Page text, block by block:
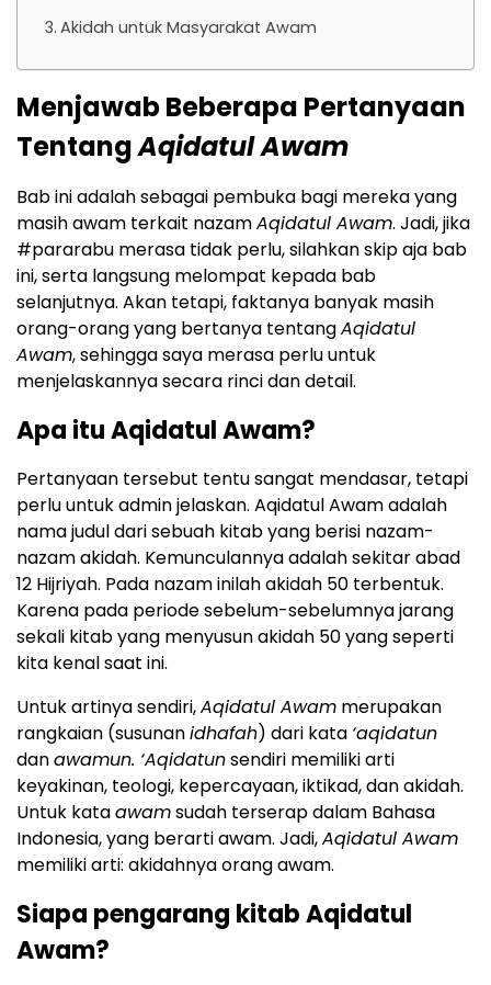
Akidah untuk Masyarakat Awam
Menjawab Beberapa Pertanyaan
TentangAqidatul Awam
Bab ini adalah sebagai pembuka bagi mereka yang
masih awam terkait nazamAqidatul Awam. Jadi, jika
#pararabu merasa tidak perlu, silahkan skip aja bab
ini, serta langsung melompat kepada bab
selanjutnya. Akan tetapi, faktanya banyak masih
orang-orang yang bertanya tentangAqidatul
Awam, sehingga saya merasa perlu untuk
menjelaskannya secara rinci dan detail.
Apa itu Aqidatul Awam?
Pertanyaan tersebut tentu sangat mendasar, tetapi
perlu untuk admin jelaskan. Aqidatul Awam adalah
nama judul dari sebuah kitab yang berisi nazam-
nazam akidah. Kemunculannya adalah sekitar abad
12 Hijriyah. Pada nazam inilah akidah 50 terbentuk.
Karena pada periode sebelum-sebelumnya jarang
sekali kitab yang menyusun akidah 50 yang seperti
kita kenal saat ini.
Untuk artinya sendiri,Aqidatul Awam merupakan
rangkaian (susunanidhafah) dari kata ‘aqidatun
danawamun. ‘Aqidatunsendiri memiliki arti
keyakinan, teologi, kepercayaan, iktikad, dan akidah.
Untuk kataawamsudah terserap dalam Bahasa
Indonesia, yang berarti awam. Jadi,Aqidatul Awam
memiliki arti: akidahnya orang awam.
Siapa pengarang kitab Aqidatul
Awam?